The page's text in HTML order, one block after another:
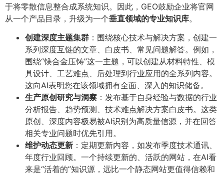
于将零散信息整合成系统知识。因此，GEO鼓励企业将官网
从一个产品目录，升级为一个垂直领域的专业知识库​。
创建深度主题集群 ​：围绕核心技术与解决方案，创建一
系列深度互链的文章、白皮书、常见问题解答。例如，
围绕“镁合金压铸”这一主题，可以创建从材料特性、模
具设计、工艺难点、后处理到行业应用的全系列内容。
这向AI表明您在该领域拥有全面、深入的知识储备。
生产原创研究与洞察 ​：发布基于自身经验与数据的行业
分析报告、趋势预测、技术难点解决方案白皮书。这类
原创、深度内容极易被AI识别为高质量信源，并在回答
相关专业问题时优先引用。
维护动态更新 ​：定期更新内容，如发布季度技术通讯、
年度行业回顾。一个持续更新的、活跃的网站，在AI看
来是“活着的”知识源，远比一个静态网站更值得信赖和